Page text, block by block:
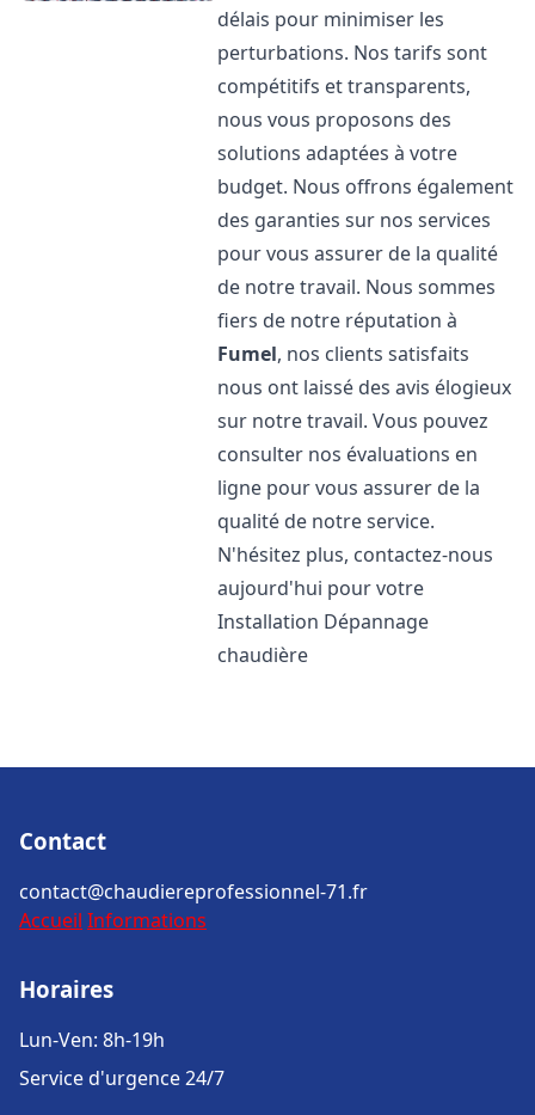
délais pour minimiser les
perturbations. Nos tarifs sont
compétitifs et transparents,
nous vous proposons des
solutions adaptées à votre
budget. Nous offrons également
des garanties sur nos services
pour vous assurer de la qualité
de notre travail. Nous sommes
fiers de notre réputation à
Fumel, nos clients satisfaits
nous ont laissé des avis élogieux
sur notre travail. Vous pouvez
consulter nos évaluations en
ligne pour vous assurer de la
qualité de notre service.
N'hésitez plus, contactez-nous
aujourd'hui pour votre
Installation Dépannage
chaudière
Contact
contact@chaudiereprofessionnel-71.fr
Accueil Informations
Horaires
Lun-Ven: 8h-19h
Service d'urgence 24/7